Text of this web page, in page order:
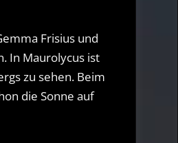
Frisius und
In Maurolycus ist
zu sehen. Beim
die Sonne auf